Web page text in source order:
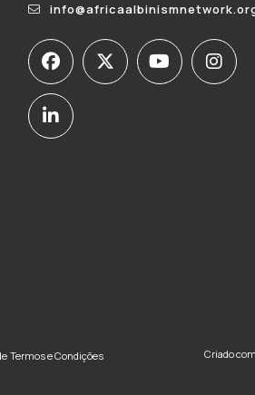
Termos e Condições Criado com